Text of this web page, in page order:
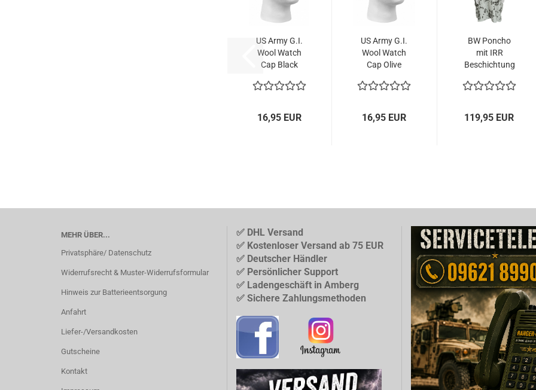
US Army G.I.
Wool Watch
Cap Black
16,95 EUR
US Army G.I.
Wool Watch
Cap Olive
16,95 EUR
BW Poncho
mit IRR
Beschichtung
Schneetarn...
119,95 EUR
MEHR ÜBER...
Privatsphäre/ Datenschutz
Widerrufsrecht & Muster-Widerrufsformular
Hinweis zur Batterieentsorgung
Anfahrt
Liefer-/Versandkosten
Gutscheine
Kontakt
✅ DHL Versand
✅ Kostenloser Versand ab 75 EUR
✅ Deutscher Händler
✅ Persönlicher Support
✅ Ladengeschäft in Amberg
✅ Sichere Zahlungsmethoden